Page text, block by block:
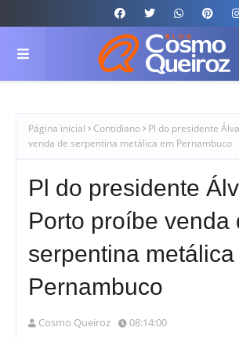
Página inicial Contidiano
Pl do presidente
venda de serpentina metálica em Pernambuco
Pl do presidente
Porto proíbe venda
serpentina metálica
Pernambuco
Cosmo Queiroz 08:14:00